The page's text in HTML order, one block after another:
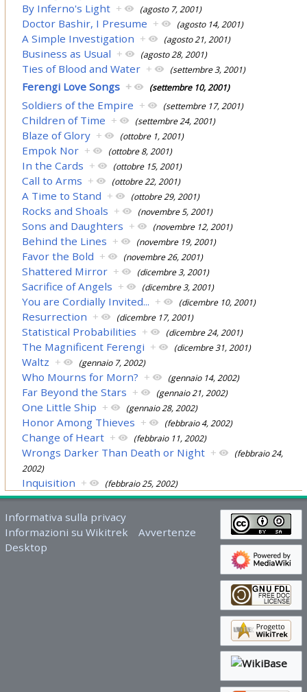
By Inferno's Light + (agosto 7, 2001)
Doctor Bashir, I Presume + (agosto 14, 2001)
A Simple Investigation + (agosto 21, 2001)
Business as Usual + (agosto 28, 2001)
Ties of Blood and Water + (settembre 3, 2001)
Ferengi Love Songs + (settembre 10, 2001)
Soldiers of the Empire + (settembre 17, 2001)
Children of Time + (settembre 24, 2001)
Blaze of Glory + (ottobre 1, 2001)
Empok Nor + (ottobre 8, 2001)
In the Cards + (ottobre 15, 2001)
Call to Arms + (ottobre 22, 2001)
A Time to Stand + (ottobre 29, 2001)
Rocks and Shoals + (novembre 5, 2001)
Sons and Daughters + (novembre 12, 2001)
Behind the Lines + (novembre 19, 2001)
Favor the Bold + (novembre 26, 2001)
Shattered Mirror + (dicembre 3, 2001)
Sacrifice of Angels + (dicembre 3, 2001)
You are Cordially Invited... + (dicembre 10, 2001)
Resurrection + (dicembre 17, 2001)
Statistical Probabilities + (dicembre 24, 2001)
The Magnificent Ferengi + (dicembre 31, 2001)
Waltz + (gennaio 7, 2002)
Who Mourns for Morn? + (gennaio 14, 2002)
Far Beyond the Stars + (gennaio 21, 2002)
One Little Ship + (gennaio 28, 2002)
Honor Among Thieves + (febbraio 4, 2002)
Change of Heart + (febbraio 11, 2002)
Wrongs Darker Than Death or Night +
(febbraio 24,
2002)
Inquisition + (febbraio 25, 2002)
Informativa sulla privacy
Informazioni su Wikitrek
Avvertenze
Desktop